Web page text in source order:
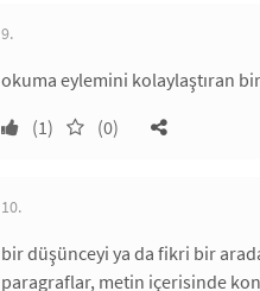
9.
okuma eylemini kolaylaştıran
(1)
(0)
10.
bir düşünceyi ya da fikri bir
paragraflar, metin içerisinde